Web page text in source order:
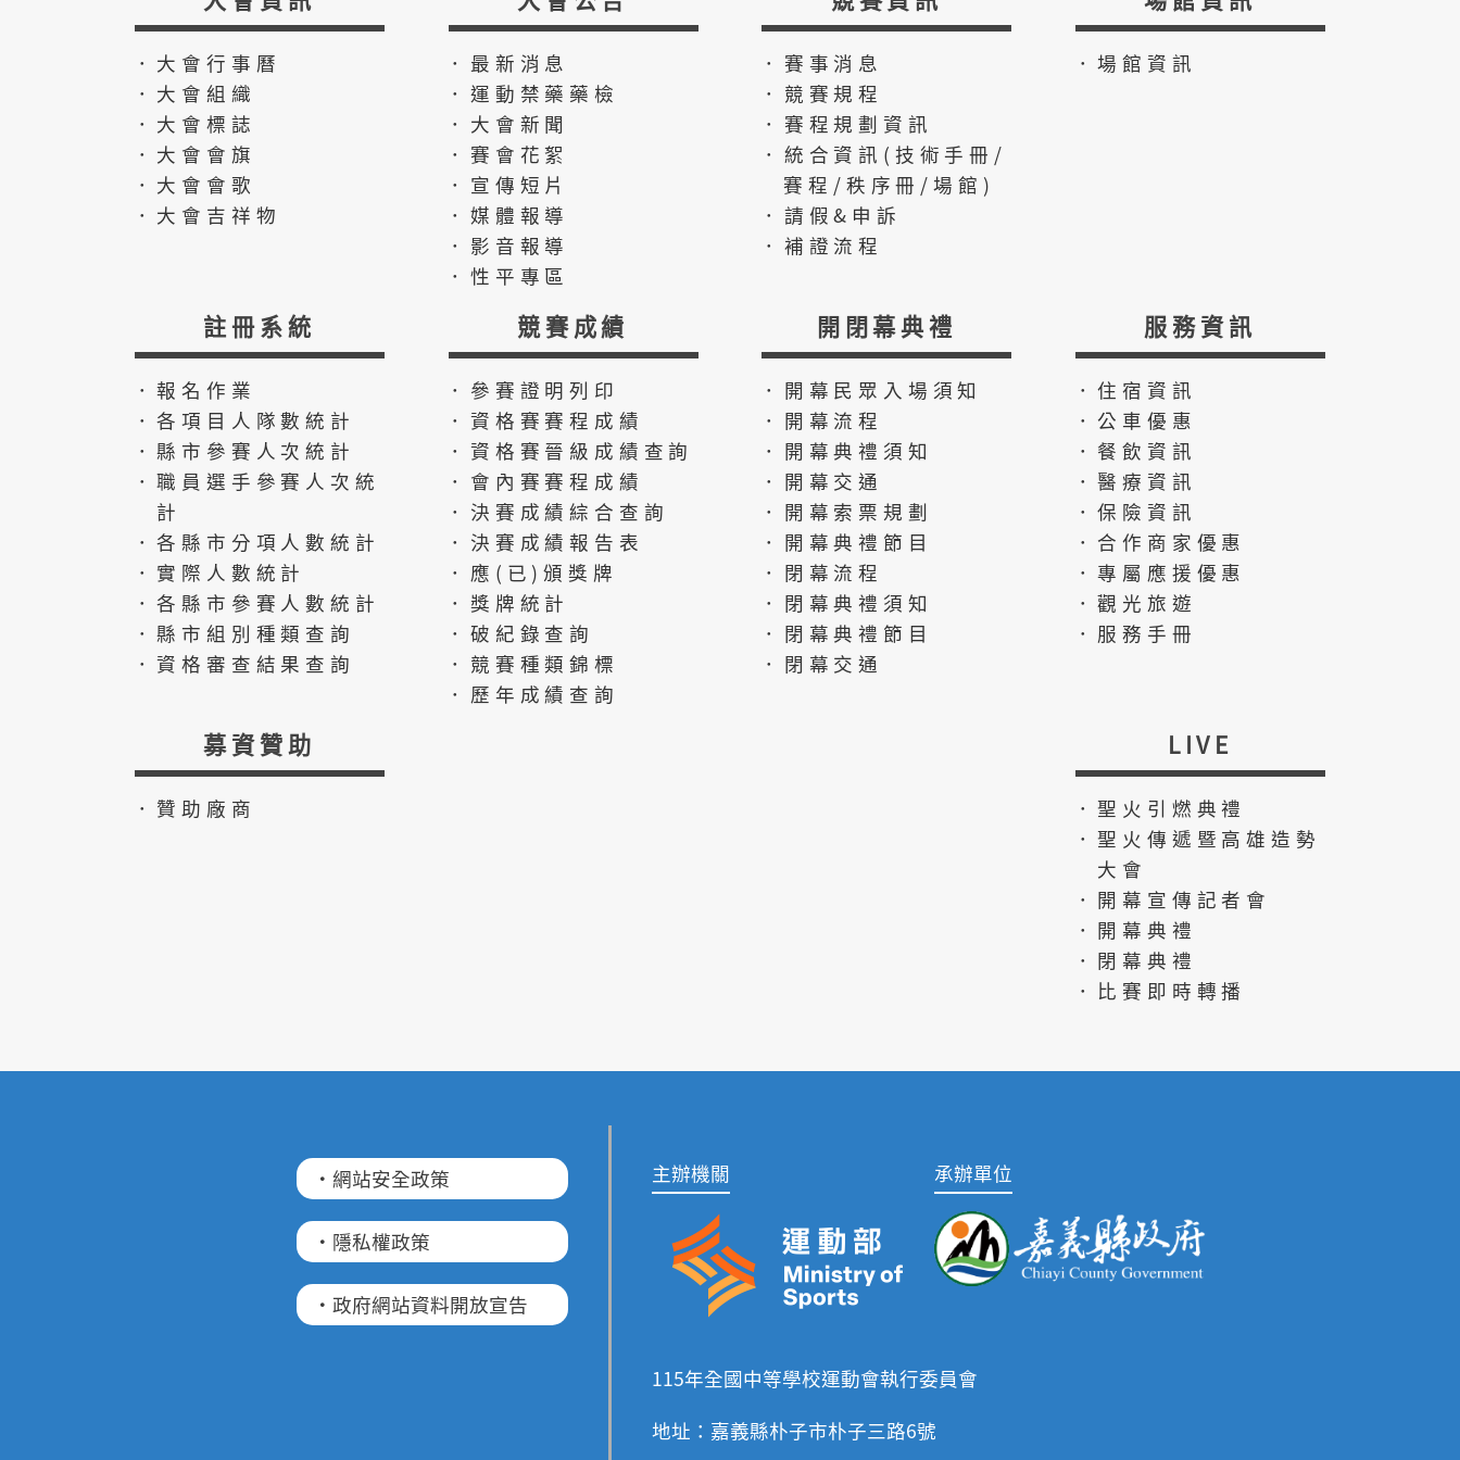
．大會行事曆
．大會組織
．大會標誌
．大會會旗
．大會會歌
．大會吉祥物
．最新消息
．運動禁藥藥檢
．大會新聞
．賽會花絮
．宣傳短片
．媒體報導
．影音報導
．性平專區
．賽事消息
．競賽規程
．賽程規劃資訊
．統合資訊(技術手冊/
賽程/秩序冊/場館)
．請假&申訴
．補證流程
．場館資訊
註冊系統
．報名作業
．各項目人隊數統計
．縣市參賽人次統計
．職員選手參賽人次統
計
．各縣市分項人數統計
．實際人數統計
．各縣市參賽人數統計
．縣市組別種類查詢
．資格審查結果查詢
競賽成績
．參賽證明列印
．資格賽賽程成績
．資格賽晉級成績查詢
．會內賽賽程成績
．決賽成績綜合查詢
．決賽成績報告表
．應(已)頒獎牌
．獎牌統計
．破紀錄查詢
．競賽種類錦標
．歷年成績查詢
開閉幕典禮
．開幕民眾入場須知
．開幕流程
．開幕典禮須知
．開幕交通
．開幕索票規劃
．開幕典禮節目
．閉幕流程
．閉幕典禮須知
．閉幕典禮節目
．閉幕交通
服務資訊
．住宿資訊
．公車優惠
．餐飲資訊
．醫療資訊
．保險資訊
．合作商家優惠
．專屬應援優惠
．觀光旅遊
．服務手冊
募資贊助
．贊助廠商
LIVE
．聖火引燃典禮
．聖火傳遞暨高雄造勢
大會
．開幕宣傳記者會
．開幕典禮
．閉幕典禮
．比賽即時轉播
·網站安全政策
·隱私權政策
·政府網站資料開放宣告
主辦機關 承辦單位
115年全國中等學校運動會執行委員會
地址：嘉義縣朴子市朴子三路6號